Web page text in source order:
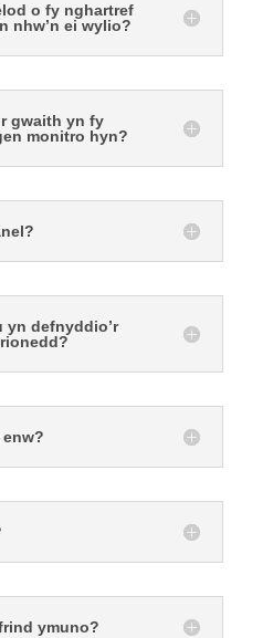
o fy nghartref
nhw’n ei wylio?
gwaith yn fy
monitro hyn?
yn defnyddio’r
ymuno?